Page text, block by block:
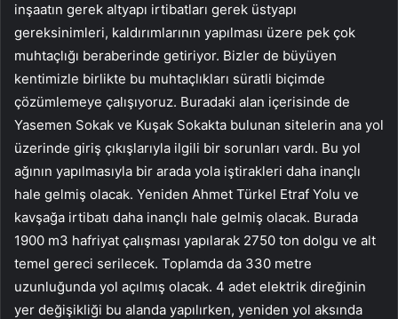
inşaatın gerek altyapı irtibatları gerek üstyapı
gereksinimleri, kaldırımlarının yapılması üzere pek çok
muhtaçlığı beraberinde getiriyor. Bizler de büyüyen
kentimizle birlikte bu muhtaçlıkları süratli biçimde
çözümlemeye çalışıyoruz. Buradaki alan içerisinde de
Yasemen Sokak ve Kuşak Sokakta bulunan sitelerin ana yol
üzerinde giriş çıkışlarıyla ilgili bir sorunları vardı. Bu yol
ağının yapılmasıyla bir arada yola iştirakleri daha inançlı
hale gelmiş olacak. Yeniden Ahmet Türkel Etraf Yolu ve
kavşağa irtibatı daha inançlı hale gelmiş olacak. Burada
1900 m3 hafriyat çalışması yapılarak 2750 ton dolgu ve alt
temel gereci serilecek. Toplamda da 330 metre
uzunluğunda yol açılmış olacak. 4 adet elektrik direğinin
yer değişikliği bu alanda yapılırken, yeniden yol aksında